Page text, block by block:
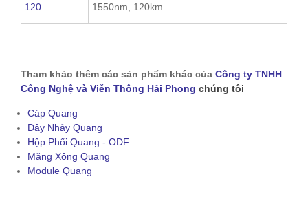
120
1550nm, 120km
Tham khảo thêm các sản phẩm khác của Công ty TNHH
Công Nghệ và Viễn Thông Hải Phong chúng tôi
Cáp Quang
Dây Nhảy Quang
Hộp Phối Quang - ODF
Măng Xông Quang
Module Quang